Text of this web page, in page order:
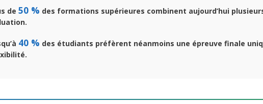
de 50 % des formations supérieures combinent aujourd’hui
40 % des étudiants préfèrent néanmoins une épreuve finale